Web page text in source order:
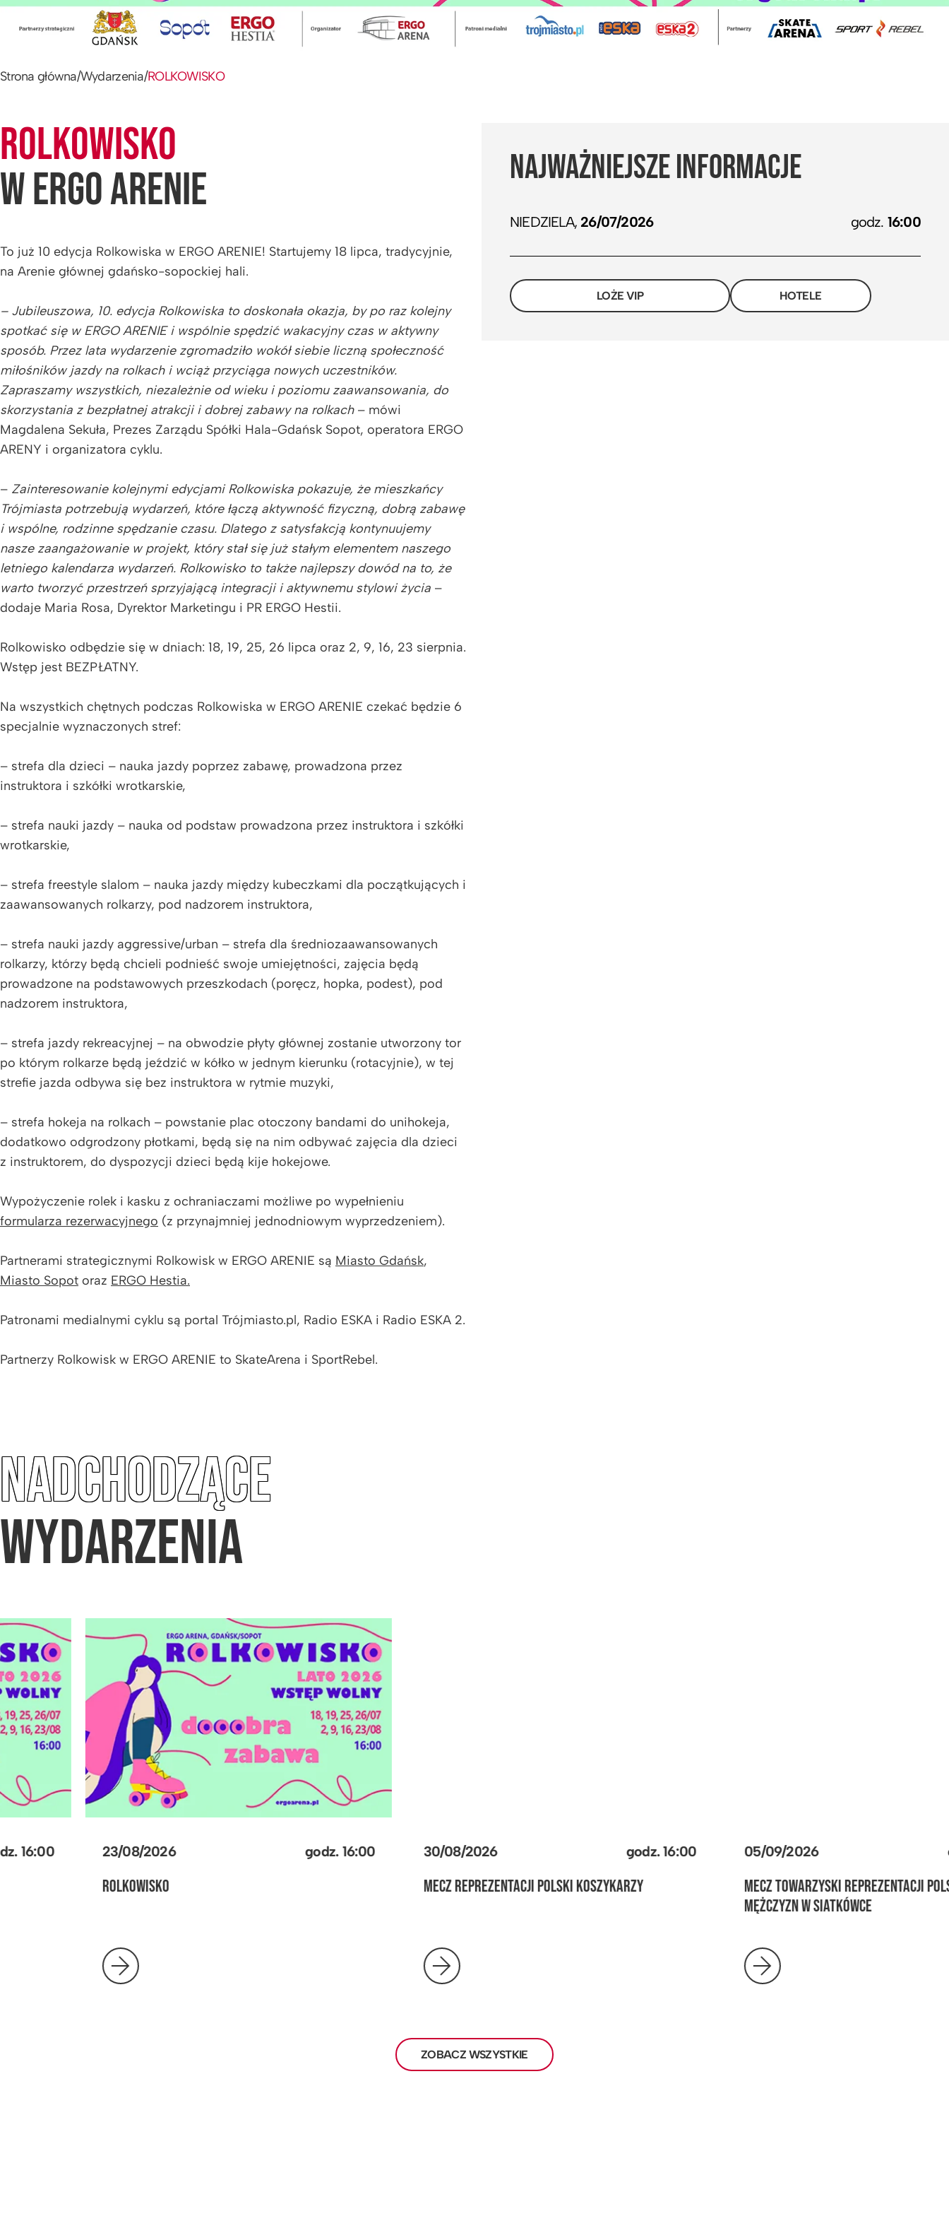
Strona główna/Wydarzenia/ROLKOWISKO
ROLKOWISKO
W ERGO ARENIE
To już 10 edycja Rolkowiska w ERGO ARENIE! Startujemy 18 lipca, tradycyjnie,
na Arenie głównej gdańsko-sopockiej hali.
– Jubileuszowa, 10. edycja Rolkowiska to doskonała okazja, by po raz kolejny
spotkać się w ERGO ARENIE i wspólnie spędzić wakacyjny czas w aktywny
sposób. Przez lata wydarzenie zgromadziło wokół siebie liczną społeczność
miłośników jazdy na rolkach i wciąż przyciąga nowych uczestników.
Zapraszamy wszystkich, niezależnie od wieku i poziomu zaawansowania, do
skorzystania z bezpłatnej atrakcji i dobrej zabawy na rolkach– mówi
Magdalena Sekuła, Prezes Zarządu Spółki Hala-Gdańsk Sopot, operatora ERGO
ARENY i organizatora cyklu.
– Zainteresowanie kolejnymi edycjami Rolkowiska pokazuje, że mieszkańcy
Trójmiasta potrzebują wydarzeń, które łączą aktywność fizyczną, dobrą zabawę
i wspólne, rodzinne spędzanie czasu. Dlatego z satysfakcją kontynuujemy
nasze zaangażowanie w projekt, który stał się już stałym elementem naszego
letniego kalendarza wydarzeń. Rolkowisko to także najlepszy dowód na to, że
warto tworzyć przestrzeń sprzyjającą integracji i aktywnemu stylowi życia –
dodaje Maria Rosa, Dyrektor Marketingu i PR ERGO Hestii.
Rolkowisko odbędzie się w dniach: 18, 19, 25, 26 lipca oraz 2, 9, 16, 23 sierpnia.
Wstęp jest BEZPŁATNY.
Na wszystkich chętnych podczas Rolkowiska w ERGO ARENIE czekać będzie 6
specjalnie wyznaczonych stref:
– strefa dla dzieci – nauka jazdy poprzez zabawę, prowadzona przez
instruktora i szkółki wrotkarskie,
– strefa nauki jazdy – nauka od podstaw prowadzona przez instruktora i szkółki
wrotkarskie,
– strefa freestyle slalom – nauka jazdy między kubeczkami dla początkujących i
zaawansowanych rolkarzy, pod nadzorem instruktora,
– strefa nauki jazdy aggressive/urban – strefa dla średniozaawansowanych
rolkarzy, którzy będą chcieli podnieść swoje umiejętności, zajęcia będą
prowadzone na podstawowych przeszkodach (poręcz, hopka, podest), pod
nadzorem instruktora,
– strefa jazdy rekreacyjnej – na obwodzie płyty głównej zostanie utworzony tor
po którym rolkarze będą jeździć w kółko w jednym kierunku (rotacyjnie), w tej
strefie jazda odbywa się bez instruktora w rytmie muzyki,
– strefa hokeja na rolkach – powstanie plac otoczony bandami do unihokeja,
dodatkowo odgrodzony płotkami, będą się na nim odbywać zajęcia dla dzieci
z instruktorem, do dyspozycji dzieci będą kije hokejowe.
Wypożyczenie rolek i kasku z ochraniaczami możliwe po wypełnieniu
formularza rezerwacyjnego (z przynajmniej jednodniowym wyprzedzeniem).
Partnerami strategicznymi Rolkowisk w ERGO ARENIE są Miasto Gdańsk,
Miasto Sopot oraz ERGO Hestia.
Patronami medialnymi cyklu są portal Trójmiasto.pl, Radio ESKA i Radio ESKA 2.
Partnerzy Rolkowisk w ERGO ARENIE to SkateArena i SportRebel.
NAJWAŻNIEJSZE INFORMACJE
NIEDZIELA, 26/07/2026 godz. 16:00
LOŻE VIP HOTELE
NADCHODZĄCE
WYDARZENIA
23/08/2026 30/08/2026
MECZ REPREZENTACJI POLSKI KOSZYKARZY
05/09/2026
MECZ TOWARZYSKI REPREZENTACJI POLSKI
MĘŻCZYZN W SIATKÓWCE
ZOBACZ WSZYSTKIE